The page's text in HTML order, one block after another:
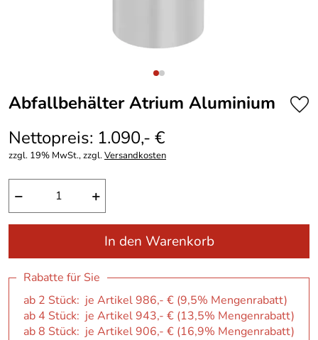
Abfallbehälter Atrium Aluminium
Nettopreis: 1.090,- €
zzgl. 19% MwSt., zzgl.Versandkosten
− +
In den Warenkorb
Rabatte für Sie
ab 2 Stück: je Artikel 986,- € (9,5% Mengenrabatt)
ab 4 Stück: je Artikel 943,- € (13,5% Mengenrabatt)
ab 8 Stück: je Artikel 906,- € (16,9% Mengenrabatt)